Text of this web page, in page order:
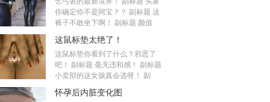
你确定你不是阿宝？？ 副标题 这
裤子不敢坐下啊！ 副标题 颜值
这鼠标垫太绝了！
这鼠标垫你看到了什么？邪恶了
吧！ 副标题 毫无违和感！ 副标题
小卖部的这女孩真会选呀！ 副
怀孕后内脏变化图